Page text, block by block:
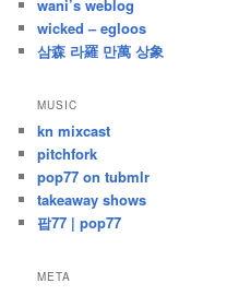
wani’s weblog
wicked – egloos
삼森 라羅 만萬 상象
MUSIC
kn mixcast
pitchfork
pop77 on tubmlr
takeaway shows
팝77 | pop77
META